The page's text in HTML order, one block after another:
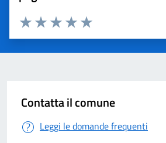
Valuta 5 stelle su 5
Valuta 4 stelle su 5
Valuta 3 stelle su 5
Valuta 2 stelle su 5
Valuta 1 stelle su 5
Contatta il comune
Leggi le domande frequenti